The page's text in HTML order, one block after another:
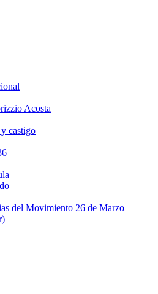
Acosta
castigo
del Movimiento 26 de Marzo